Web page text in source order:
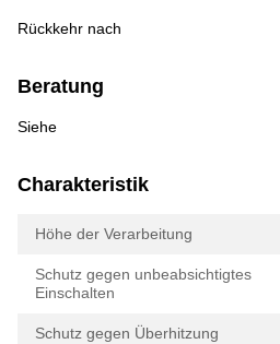
Rückkehr nach
Beratung
Siehe
Charakteristik
Höhe der Verarbeitung
Schutz gegen unbeabsichtigtes
Einschalten
Schutz gegen Überhitzung